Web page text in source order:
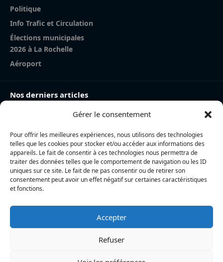
Gérer le consentement
Pour offrir les meilleures expériences, nous utilisons des technologies
telles que les cookies pour stocker et/ou accéder aux informations des
appareils. Le fait de consentir à ces technologies nous permettra de
traiter des données telles que le comportement de navigation ou les ID
uniques sur ce site. Le fait de ne pas consentir ou de retirer son
consentement peut avoir un effet négatif sur certaines caractéristiques
et fonctions.
Accepter
Refuser
Politique
Info Trafic et Circulation
Élections municipales
2026 à La Rochelle
Aéroport
Nos derniers articles
Charente-Maritime : la directrice de la police nationale,
Incendie à la gare de La Rochelle : près de 20 m² de
toiture brûlés, l’origine accidentelle privilégiée
Nina Métayer : « Voir mes boulangeries à La Rochelle
et mon salon de thé à l’île de Ré, c’est un rêve qui se
réalise »
L’actualité locale en continu à La Rochelle et en Charente-